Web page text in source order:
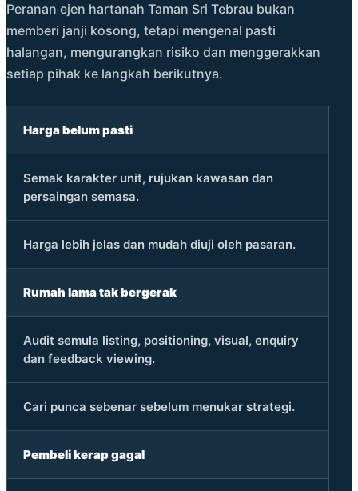
Peranan ejen hartanah Taman Sri Tebrau bukan
memberi janji kosong, tetapi mengenal pasti
halangan, mengurangkan risiko dan menggerakkan
setiap pihak ke langkah berikutnya.
Harga belum pasti
Semak karakter unit, rujukan kawasan dan
persaingan semasa.
Harga lebih jelas dan mudah diuji oleh pasaran.
Rumah lama tak bergerak
Audit semula listing, positioning, visual, enquiry
dan feedback viewing.
Cari punca sebenar sebelum menukar strategi.
Pembeli kerap gagal